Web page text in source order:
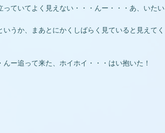
ていてよく見えない・・・んー・・・あ、いたい
うか、まあとにかくしばらく見ていると見えてく
ー追って来た、ホイホイ・・・はい抱いた！